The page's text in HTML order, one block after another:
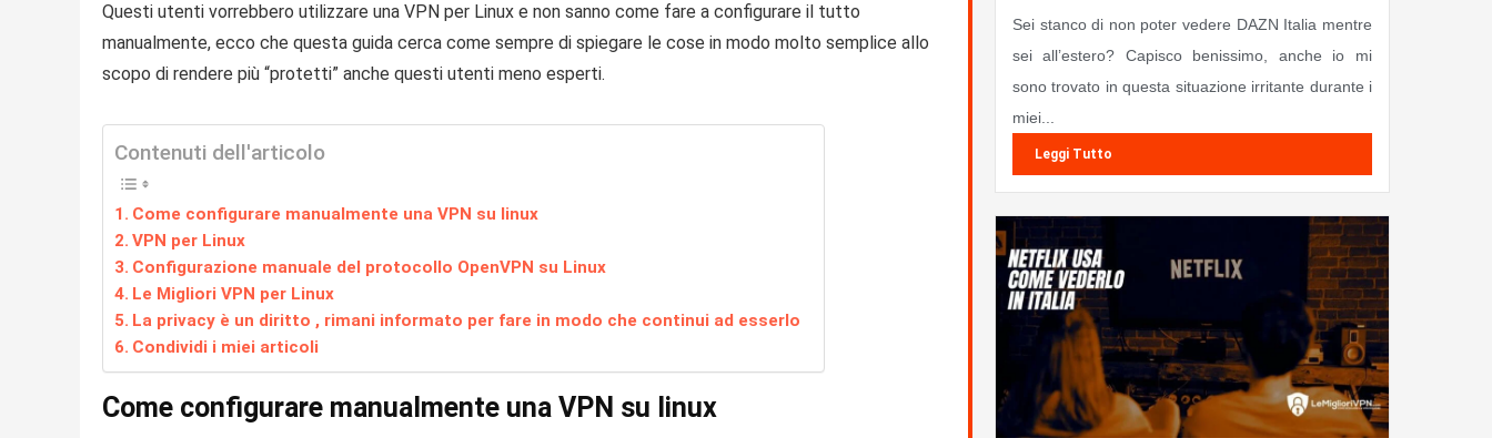
Questi utenti vorrebbero utilizzare una VPN per Linux e non sanno come fare a configurare il tutto
manualmente, ecco che questa guida cerca come sempre di spiegare le cose in modo molto semplice allo
scopo di rendere più “protetti” anche questi utenti meno esperti.
Contenuti dell'articolo
Come configurare manualmente una VPN su linux
VPN per Linux
Configurazione manuale del protocollo OpenVPN su Linux
Le Migliori VPN per Linux
La privacy è un diritto , rimani informato per fare in modo che continui ad esserlo
Condividi i miei articoli
Come configurare manualmente una VPN su linux
Sei stanco di non poter vedere DAZN Italia mentre
sei all’estero? Capisco benissimo, anche io mi
sono trovato in questa situazione irritante durante i
miei...
Leggi Tutto